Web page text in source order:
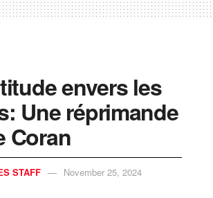
envers les
Une réprimande
Coran
STAFF November 25, 2024